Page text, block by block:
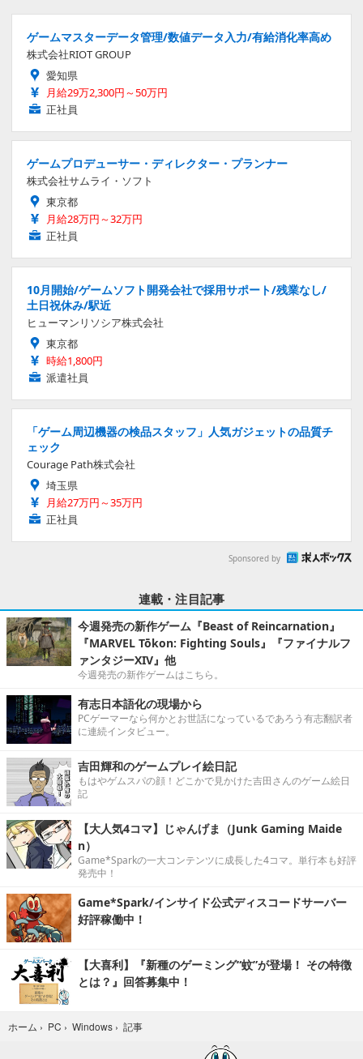
ゲームマスターデータ管理/数値データ入力/有給消化率高め
株式会社RIOT GROUP
愛知県
月給29万2,300円～50万円
正社員
ゲームプロデューサー・ディレクター・プランナー
株式会社サムライ・ソフト
東京都
月給28万円～32万円
正社員
10月開始/ゲームソフト開発会社で採用サポート/残業なし/
土日祝休み/駅近
ヒューマンリソシア株式会社
東京都
時給1,800円
派遣社員
「ゲーム周辺機器の検品スタッフ」人気ガジェットの品質チ
ェック
Courage Path株式会社
埼玉県
月給27万円～35万円
正社員
Sponsored by
連載・注目記事
今週発売の新作ゲーム『Beast of Reincarnation』
『MARVEL Tōkon: Fighting Souls』『ファイナルフ
ァンタジーXIV』他
今週発売の新作ゲームはこちら。
有志日本語化の現場から
PCゲーマーなら何かとお世話になっているであろう有志翻訳者
に連続インタビュー。
吉田輝和のゲームプレイ絵日記
もはやゲムスパの顔！どこかで見かけた吉田さんのゲーム絵日
記
【大人気4コマ】じゃんげま（Junk Gaming Maide
n）
Game*Sparkの一大コンテンツに成長した4コマ。単行本も好評
発売中！
Game*Spark/インサイド公式ディスコードサーバー
好評稼働中！
【大喜利】『新種のゲーミング“蚊”が登場！ その特徴
とは？』回答募集中！
ホーム › PC › Windows › 記事